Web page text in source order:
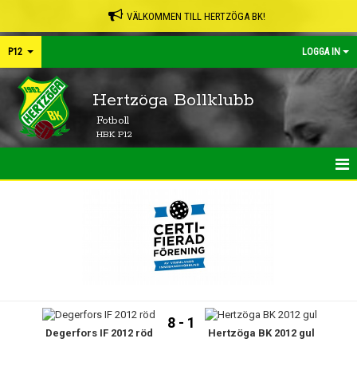
VÄLKOMMEN TILL HERTZÖGA BK!
P12 LOGGA IN
Hertzöga Bollklubb
Fotboll
HBK P12
KALENDERDegerfors IF 2012 röd
8 - 1
Hertzöga BK 2012 gul